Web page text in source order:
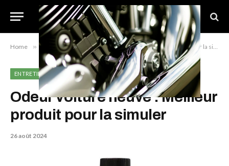
Home » Entretien » Odeur voiture neuve : Meilleur produit pour la simuler
ENTRETIEN
Odeur voiture neuve : Meilleur
produit pour la simuler
26 août 2024